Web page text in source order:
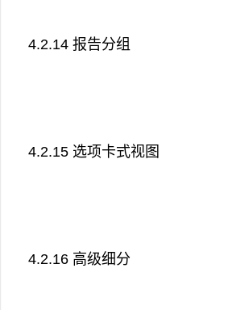
4.2.14 报告分组
4.2.15 选项卡式视图
4.2.16 高级细分